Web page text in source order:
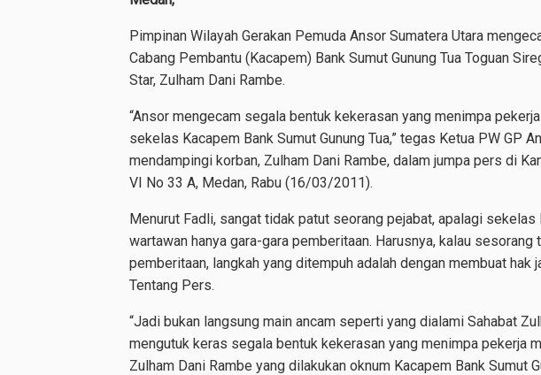
Pimpinan Wilayah Gerakan Pemuda Ansor Sumatera Utara
Cabang Pembantu (Kacapem) Bank Sumut Gunung Tua Toguan
Star, Zulham Dani Rambe.
“Ansor mengecam segala bentuk kekerasan yang menimpa
sekelas Kacapem Bank Sumut Gunung Tua,” tegas Ketua PW GP
mendampingi korban, Zulham Dani Rambe, dalam jumpa pers di
VI No 33 A, Medan, Rabu (16/03/2011).
Menurut Fadli, sangat tidak patut seorang pejabat, apalagi sekelas
wartawan hanya gara-gara pemberitaan. Harusnya, kalau
pemberitaan, langkah yang ditempuh adalah dengan membuat hak
Tentang Pers.
“Jadi bukan langsung main ancam seperti yang dialami Sahabat
mengutuk keras segala bentuk kekerasan yang menimpa pekerja
Zulham Dani Rambe yang dilakukan oknum Kacapem Bank Sumut